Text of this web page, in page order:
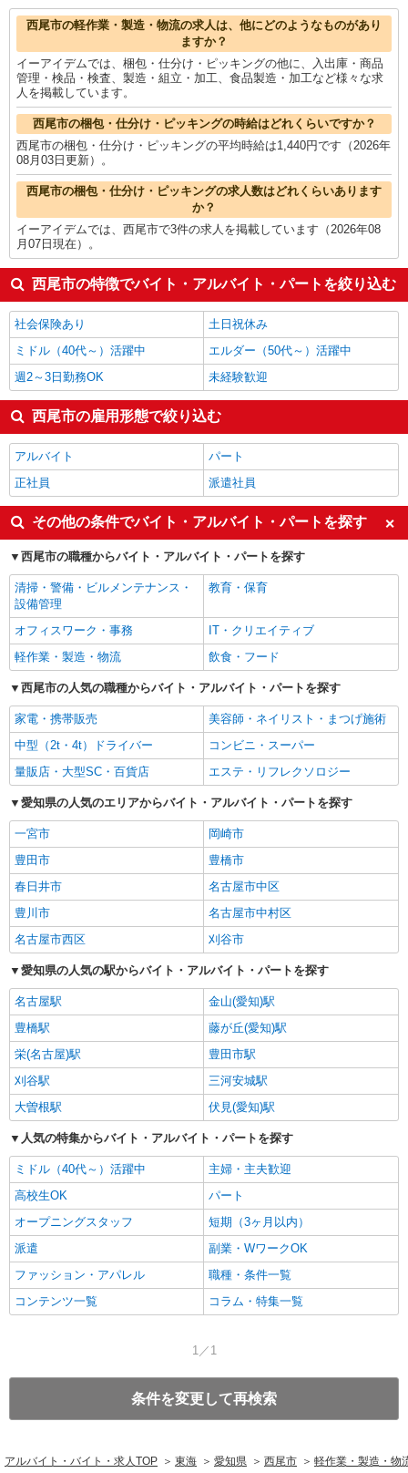
看護師・保健師・看護助手・助産師1,397円
西尾市の他の職種の平均時給を見る
西尾市の軽作業・製造・物流の求人は、他にどのようなものがあり
ますか？
イーアイデムでは、梱包・仕分け・ピッキングの他に、入出庫・商品
管理・検品・検査、製造・組立・加工、食品製造・加工など様々な求
人を掲載しています。
西尾市の梱包・仕分け・ピッキングの時給はどれくらいですか？
西尾市の梱包・仕分け・ピッキングの平均時給は1,440円です（2026年
08月03日更新）。
西尾市の梱包・仕分け・ピッキングの求人数はどれくらいあります
か？
イーアイデムでは、西尾市で3件の求人を掲載しています（2026年08
月07日現在）。
西尾市の特徴でバイト・アルバイト・パートを絞り込む
社会保険あり
土日祝休み
ミドル（40代～）活躍中
エルダー（50代～）活躍中
週2～3日勤務OK
未経験歓迎
西尾市の雇用形態で絞り込む
アルバイト
パート
正社員
派遣社員
その他の条件でバイト・アルバイト・パートを探す
西尾市の職種からバイト・アルバイト・パートを探す
清掃・警備・ビルメンテナンス・
設備管理
教育・保育
オフィスワーク・事務
IT・クリエイティブ
軽作業・製造・物流
飲食・フード
西尾市の人気の職種からバイト・アルバイト・パートを探す
家電・携帯販売
美容師・ネイリスト・まつげ施術
中型（2t・4t）ドライバー
コンビニ・スーパー
量販店・大型SC・百貨店
エステ・リフレクソロジー
愛知県の人気のエリアからバイト・アルバイト・パートを探す
一宮市
岡崎市
豊田市
豊橋市
春日井市
名古屋市中区
豊川市
名古屋市中村区
名古屋市西区
刈谷市
愛知県の人気の駅からバイト・アルバイト・パートを探す
名古屋駅
金山(愛知)駅
豊橋駅
藤が丘(愛知)駅
栄(名古屋)駅
豊田市駅
刈谷駅
三河安城駅
大曽根駅
伏見(愛知)駅
人気の特集からバイト・アルバイト・パートを探す
ミドル（40代～）活躍中
主婦・主夫歓迎
高校生OK
パート
オープニングスタッフ
短期（3ヶ月以内）
派遣
副業・WワークOK
ファッション・アパレル
職種・条件一覧
コンテンツ一覧
コラム・特集一覧
1／1
条件を変更して再検索
アルバイト・バイト・求人TOP 東海 愛知県 西尾市 軽作業・製造・物